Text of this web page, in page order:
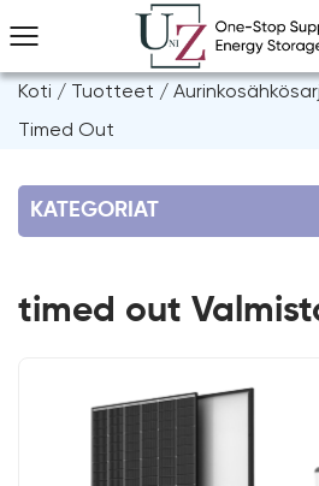
Koti / Tuotteet /
Timed Out
KATEGORIAT
timed out